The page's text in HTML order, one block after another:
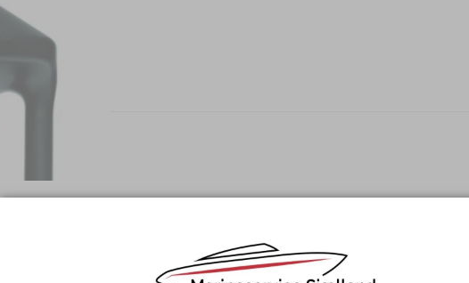
TCW3 PREMIUM + 1L